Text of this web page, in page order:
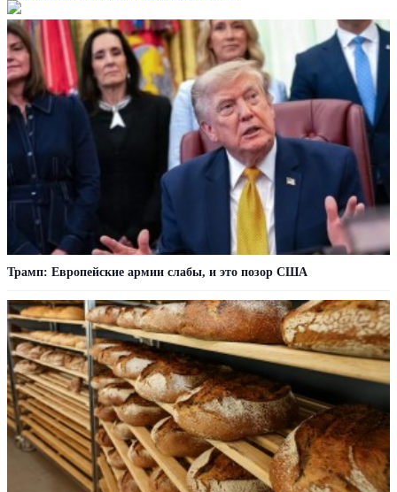
Трамп: Европейские армии слабы, и это позор США